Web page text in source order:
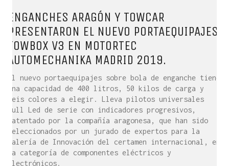
ENGANCHES ARAGÓN Y TOWCAR
PRESENTARON EL NUEVO PORTAEQUIPAJES
TOWBOX V3 EN MOTORTEC
AUTOMECHANIKA MADRID 2019.
El nuevo portaequipajes sobre bola de enganche tiene
una capacidad de 400 litros, 50 kilos de carga y
seis colores a elegir. Lleva pilotos universales
Full Led de serie con indicadores progresivos,
patentado por la compañía aragonesa, que han sido
seleccionados por un jurado de expertos para la
Galería de Innovación del certamen internacional, en
la categoría de componentes eléctricos y
electrónicos.